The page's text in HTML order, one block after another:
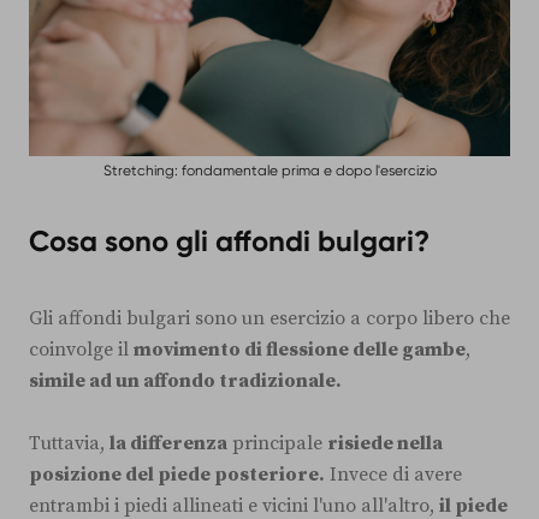
Stretching: fondamentale prima e dopo l'esercizio
Cosa sono gli affondi bulgari?
Gli affondi bulgari sono un esercizio a corpo libero che
coinvolge il movimento di flessione delle gambe,
simile ad un affondo tradizionale.
Tuttavia, la differenza principale risiede nella
posizione del piede posteriore. Invece di avere
entrambi i piedi allineati e vicini l'uno all'altro, il piede